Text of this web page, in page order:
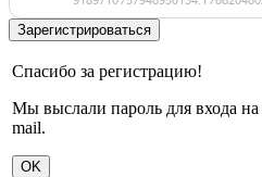
Спасибо за регистрацию!
Мы выслали пароль для входа
mail.
OK